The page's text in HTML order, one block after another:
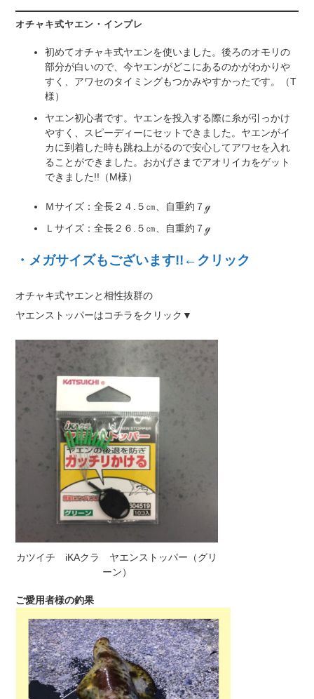
オチャキ式ヤエン・インプレ
初めてオチャキ式ヤエンを使いました。後ろのオモリの
部分が白いので、今ヤエンがどこにあるのかがわかりや
すく、アワセのタイミングもつかみやすかったです。（T
様）
ヤエン初心者です。ヤエンを投入する際に糸が引っかけ
やすく、スピーディーにセットできました。ヤエンがイ
カに到着した時も跳ね上がるので安心してアワセを入れ
ることができました。おかげさまでアオリイカをゲット
できました!!（M様）
Ｍサイズ：全長２４.５㎝、自重約７ℊ
Ｌサイズ：全長２６.５㎝、自重約７ℊ
・メガサイズもございます!!←クリック
オチャキ式ヤエンと相性抜群の
ヤエンストッパーはコチラをクリック▼
カツイチ iKAクラ ヤエンストッパー（グリ
ーン）
ご愛用者様の釣果